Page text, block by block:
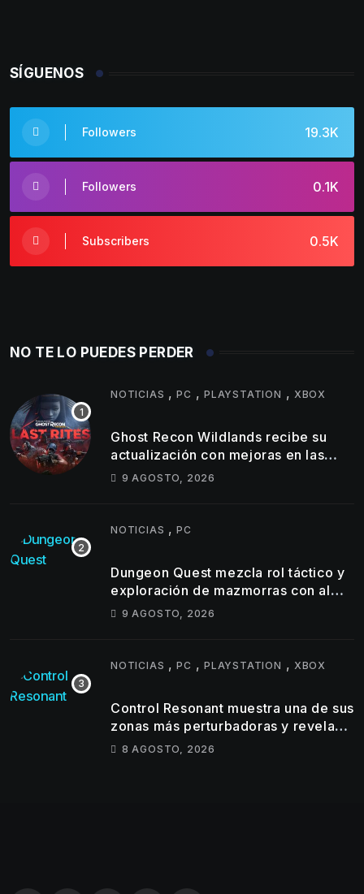
SÍGUENOS
19.3K
Followers
0.1K
Followers
0.5K
Subscribers
NO TE LO PUEDES PERDER
NOTICIAS ,PC ,PLAYSTATION , XBOX
Ghost Recon Wildlands recibe su
actualización con mejoras en las
consolas actuales y una nueva
9 AGOSTO, 2026
NOTICIAS ,PC
Dungeon Quest mezcla rol táctico y
exploración de mazmorras con alma
clásica
9 AGOSTO, 2026
NOTICIAS ,PC ,PLAYSTATION , XBOX
Control Resonant muestra una de sus
zonas más perturbadoras y revela
nuevos detalles de su gameplay
8 AGOSTO, 2026